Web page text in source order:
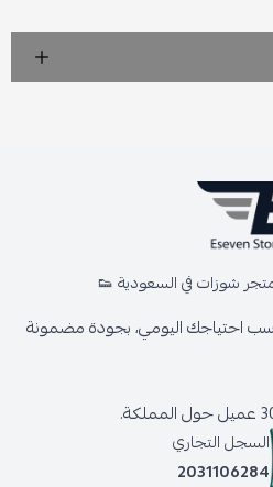
شوزات في السعودية 👟
احتياجك اليومي، بجودة مضمونة
السجل التجاري
2031106284